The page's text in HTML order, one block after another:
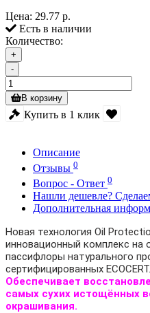
Цена: 29.77 р.
Есть в наличии
Количество:
+
-
В корзину
Купить в 1 клик
Описание
Отзывы 0
Вопрос - Ответ 0
Нашли дешевле?
Дополнительная
Новая технология Oil
инновационный комплекс на
пассифлоры натурального
сертифицированных ECOCERT.
Обеспечивает
самых сухих истощённых
окрашивания.